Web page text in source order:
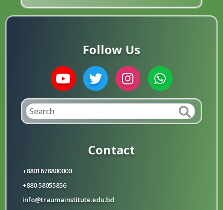
Follow Us
Contact
+8801678800000
+880 58055856
info@traumainstitute.edu.bd